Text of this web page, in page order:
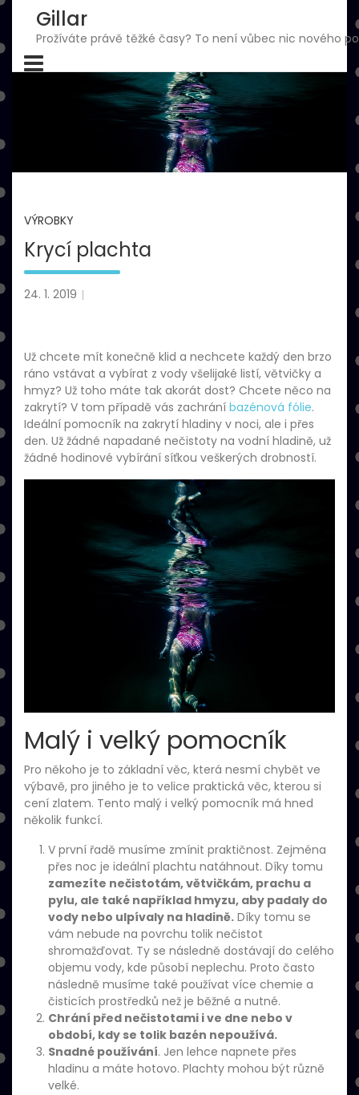
content
Gillar
Prožíváte právě těžké časy? To není vůbec nic nového
VÝROBKY
Krycí plachta
24. 1. 2019
Už chcete mít konečně klid a nechcete každý den brzo
ráno vstávat a vybírat z vody všelijaké listí, větvičky a
hmyz? Už toho máte tak akorát dost? Chcete něco na
zakrytí? V tom případě vás zachrání bazénová fólie.
Ideální pomocník na zakrytí hladiny v noci, ale i přes
den. Už žádné napadané nečistoty na vodní hladině, už
žádné hodinové vybírání síťkou veškerých drobností.
Malý i velký pomocník
Pro někoho je to základní věc, která nesmí chybět ve
výbavě, pro jiného je to velice praktická věc, kterou si
cení zlatem. Tento malý i velký pomocník má hned
několik funkcí.
V první řadě musíme zmínit praktičnost. Zejména
přes noc je ideální plachtu natáhnout. Díky tomu
zamezíte nečistotám, větvičkám, prachu a
pylu, ale také například hmyzu, aby padaly do
vody nebo ulpívaly na hladině. Díky tomu se
vám nebude na povrchu tolik nečistot
shromažďovat. Ty se následně dostávají do celého
objemu vody, kde působí neplechu. Proto často
následně musíme také používat více chemie a
čisticích prostředků než je běžné a nutné.
Chrání před nečistotami i ve dne nebo v
období, kdy se tolik bazén nepoužívá.
Snadné používání. Jen lehce napnete přes
hladinu a máte hotovo. Plachty mohou být různě
velké.